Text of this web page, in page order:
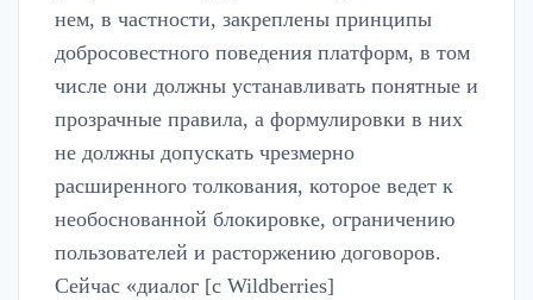
нем, в частности, закреплены принципы
добросовестного поведения платформ, в том
числе они должны устанавливать понятные и
прозрачные правила, а формулировки в них
не должны допускать чрезмерно
расширенного толкования, которое ведет к
необоснованной блокировке, ограничению
пользователей и расторжению договоров.
Сейчас «диалог [с Wildberries]